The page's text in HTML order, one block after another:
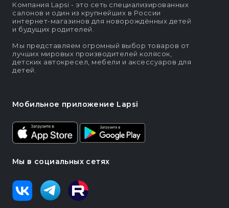
Компания Lapsi - это сеть специализированных
салонов и один из крупнейших в России
интернет-магазинов для новорождённых детей
и будущих родителей.
Мы представляем огромный выбор товаров от
лучших мировых производителей колясок,
детских автокресел, мебели и аксессуаров для
детей.
Мобильное приложение Lapsi
Мы в социальных сетях